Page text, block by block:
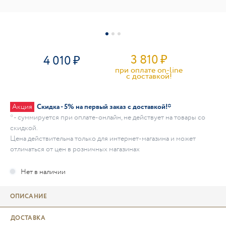
4 010 3 810₽
при оплате on-line
c доставкой!
Акция Скидка - 5% на первый заказ с доставкой!*
* - суммируется при оплате-онлайн, не действует на товары со
скидкой.
Цена действительна только для интернет-магазина и может
отличаться от цен в розничных магазинах
ОПИСАНИЕ
ДОСТАВКА